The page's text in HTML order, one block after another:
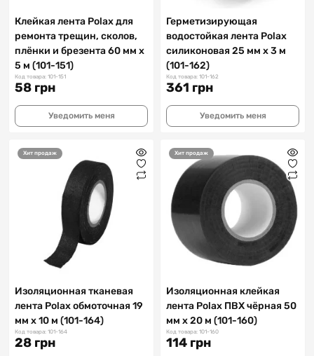
Клейкая лента Polax для
ремонта трещин, сколов,
плёнки и брезента 60 мм х
5 м (101-151)
Код товара: 101-151
58 грн
Уведомить меня
Герметизирующая
водостойкая лента Polax
силиконовая 25 мм х 3 м
(101-162)
Код товара: 101-162
361 грн
Уведомить меня
Хит продаж
Изоляционная тканевая
лента Polax обмоточная 19
мм х 10 м (101-164)
Код товара: 101-164
28 грн
Хит продаж
Изоляционная клейкая
лента Polax ПВХ чёрная 50
мм х 20 м (101-160)
Код товара: 101-160
114 грн